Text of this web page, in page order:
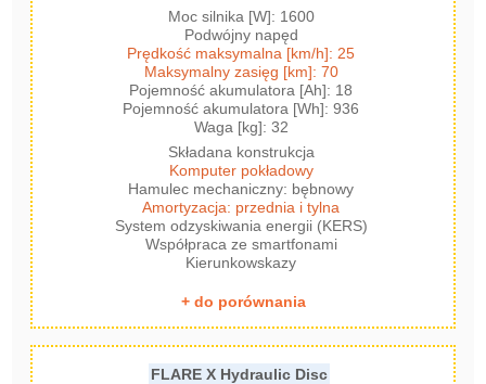
Moc silnika [W]: 1600
Podwójny napęd
Prędkość maksymalna [km/h]: 25
Maksymalny zasięg [km]: 70
Pojemność akumulatora [Ah]: 18
Pojemność akumulatora [Wh]: 936
Waga [kg]: 32
Składana konstrukcja
Komputer pokładowy
Hamulec mechaniczny: bębnowy
Amortyzacja: przednia i tylna
System odzyskiwania energii (KERS)
Współpraca ze smartfonami
Kierunkowskazy
+ do porównania
FLARE X Hydraulic Disc